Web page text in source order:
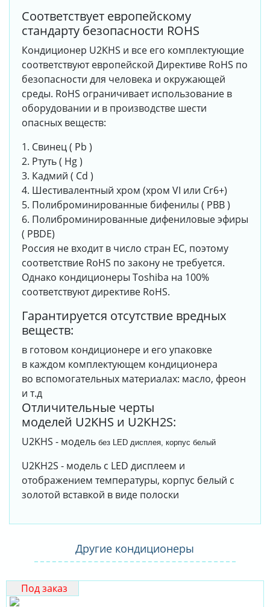
Соответствует европейскому
стандарту безопасности ROHS
Кондиционер U2KHS и все его комплектующие
соответствуют европейской Директиве RoHS по
безопасности для человека и окружающей
среды. RoHS ограничивает использование в
оборудовании и в производстве шести
опасных веществ:
1. Свинец ( Pb )
2. Ртуть ( Hg )
3. Кадмий ( Cd )
4. Шестивалентный хром (хром VI или Cr6+)
5. Полиброминированные бифенилы ( PBB )
6. Полиброминированные дифениловые эфиры
( PBDE)
Россия не входит в число стран ЕС, поэтому
соответствие RoHS по закону не требуется.
Однако кондиционеры Toshiba на 100%
соответствуют директиве RoHS.
Гарантируется отсутствие вредных
веществ:
в готовом кондиционере и его упаковке
в каждом комплектующем кондиционера
во вспомогательных материалах: масло, фреон
и т.д
Отличительные черты
моделей U2KHS и U2KH2S:
U2KHS - модель без LED дисплея, корпус белый
U2KH2S - модель с LED дисплеем и
отображением температуры, корпус белый с
золотой вставкой в виде полоски
Другие кондиционеры
Под заказ